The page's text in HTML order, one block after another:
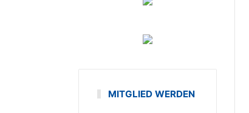
MITGLIED WERDEN